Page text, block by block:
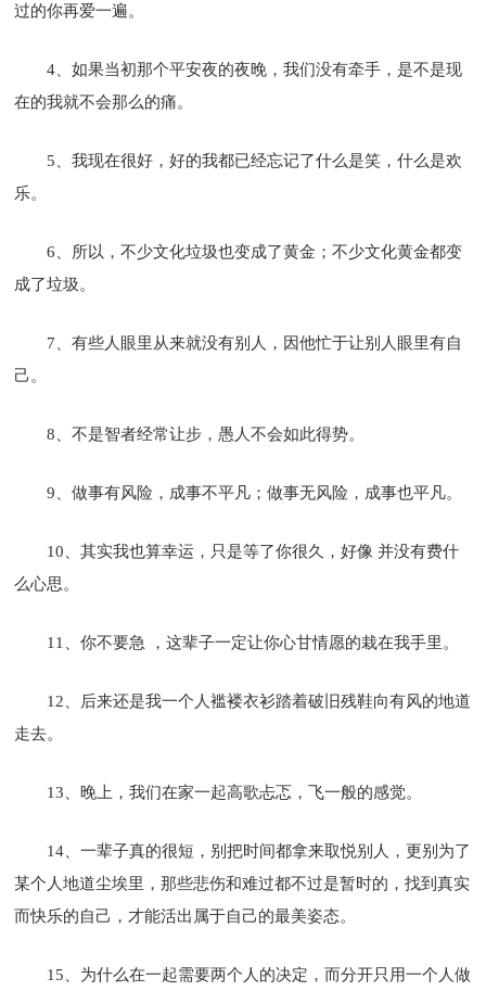
过的你再爱一遍。
4、如果当初那个平安夜的夜晚，我们没有牵手，是不是现
在的我就不会那么的痛。
5、我现在很好，好的我都已经忘记了什么是笑，什么是欢
乐。
6、所以，不少文化垃圾也变成了黄金；不少文化黄金都变
成了垃圾。
7、有些人眼里从来就没有别人，因他忙于让别人眼里有自
己。
8、不是智者经常让步，愚人不会如此得势。
9、做事有风险，成事不平凡；做事无风险，成事也平凡。
10、其实我也算幸运，只是等了你很久，好像 并没有费什
么心思。
11、你不要急 ，这辈子一定让你心甘情愿的栽在我手里。
12、后来还是我一个人褴褛衣衫踏着破旧残鞋向有风的地道
走去。
13、晚上，我们在家一起高歌忐忑，飞一般的感觉。
14、一辈子真的很短，别把时间都拿来取悦别人，更别为了
某个人地道尘埃里，那些悲伤和难过都不过是暂时的，找到真实
而快乐的自己，才能活出属于自己的最美姿态。
15、为什么在一起需要两个人的决定，而分开只用一个人做